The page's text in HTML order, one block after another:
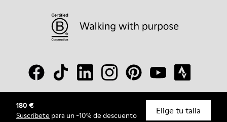
180 €
Suscríbete para un -10% de descuento Elige tu talla
© Camper, 2026